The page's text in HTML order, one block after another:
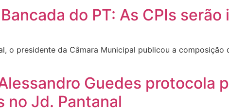
do PT: As CPIs serão
o presidente da Câmara Municipal publicou a
Guedes protocola
no Jd. Pantanal